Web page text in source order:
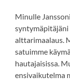
Minulle
syntymäpitäjäni
alttarimaalaus.
satuimme
hautajaisissa.
ensivaikutelma